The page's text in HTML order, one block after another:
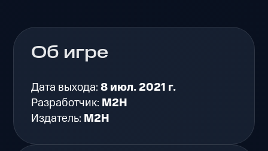
Об игре
Дата выхода:8 июл. 2021 г.
Разработчик: M2H
Издатель: M2H